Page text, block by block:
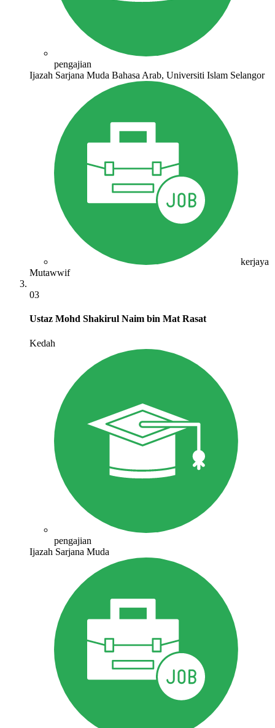
pengajian
Ijazah Sarjana Muda Bahasa Arab, Universiti Islam Selangor
kerjaya
Mutawwif
03
Ustaz Mohd Shakirul Naim bin Mat Rasat
Kedah
pengajian
Ijazah Sarjana Muda